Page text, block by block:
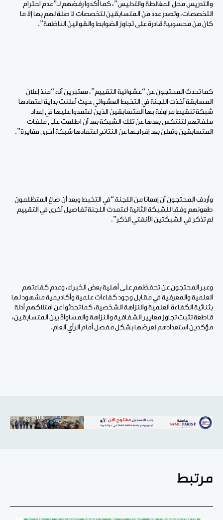
والتدريس محل المغالطة والتدليس”، كما أكدوا رفضهم لـ”عدم احترام
التخصصات، وتصدر عدد من المتسابقين لتخصصات لا صلة لهم بها إلا ما
كان من محسوبية قادرة على تجاوز الضوابط والقوانين الناظمة”.
كما تحدث المحتجون عن “عشوائية التقييم”، معتبرين أنه “منذ إعلان
المسابقة أخذت اللجنة في التخبط العشوائي حيث أعلنت بداية اعتمادها
شبكة تنقيط مراوغة بها المتسابقين الذين اعتمدوا عليها في إعداد
ملفاتهم لتنتكس بعدها عن تلك الشبكة بعد أن اطلعت على ملفات
المتسابقين وتعلن بعد إفراجها عن النتائج اعتمادها شبكة أخرى مغايرة”.
وأردف المحتجون أن إمعانا من اللجنة “في التخبط وبعد أن صاغ المتظلمون
طعونهم وفقا للشبكة الثانية اعتمدت اللجنة تفاصيل أخرى في التقييم
لم تذكر في الشبكتين الآنفتي الذكر”.
وعبر المحتجون عن تحفظهم على أهلية بعض الخبراء، وعدم كفاءتهم
العلمية والمعرفية في مقابل وجود كفاءات علمية وأكاديمية مشهود لها
بثنائية الكفاءة العلمية والنزاهة الشخصية، كما تحدثوا عن امتلاكهم أدلة
قاطعة تثبت تجاوز معايير الشفافية والنزاهة والمساواة بين المتسابقين،
مؤكدين استعدادهم لعرضها بشكل مفصل أمام الرأي العام.
مرتبط